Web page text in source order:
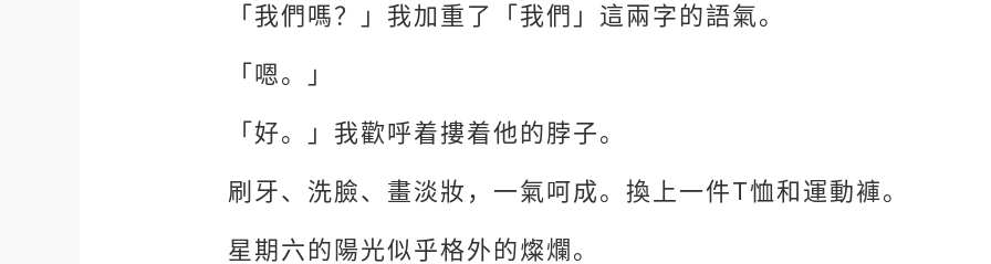
「我們嗎？」我加重了「我們」這兩字的語氣。
「嗯。」
「好。」我歡呼着摟着他的脖子。
刷牙、洗臉、畫淡妝，一氣呵成。換上一件T恤和運動褲。
星期六的陽光似乎格外的燦爛。